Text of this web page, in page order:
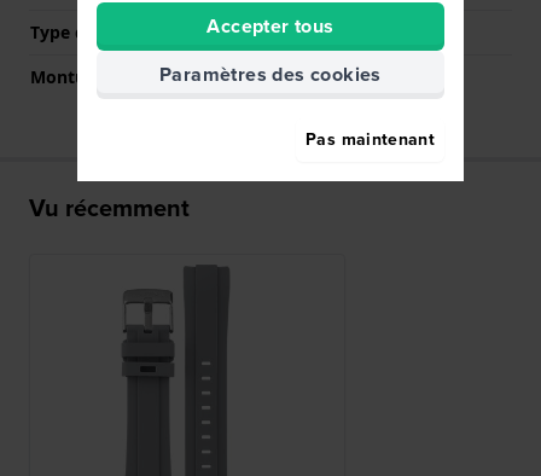
Type de montage
Épingles à ressort
Monture droite
Non
Vu récemment
Accepter tous
Paramètres des cookies
Pas maintenant